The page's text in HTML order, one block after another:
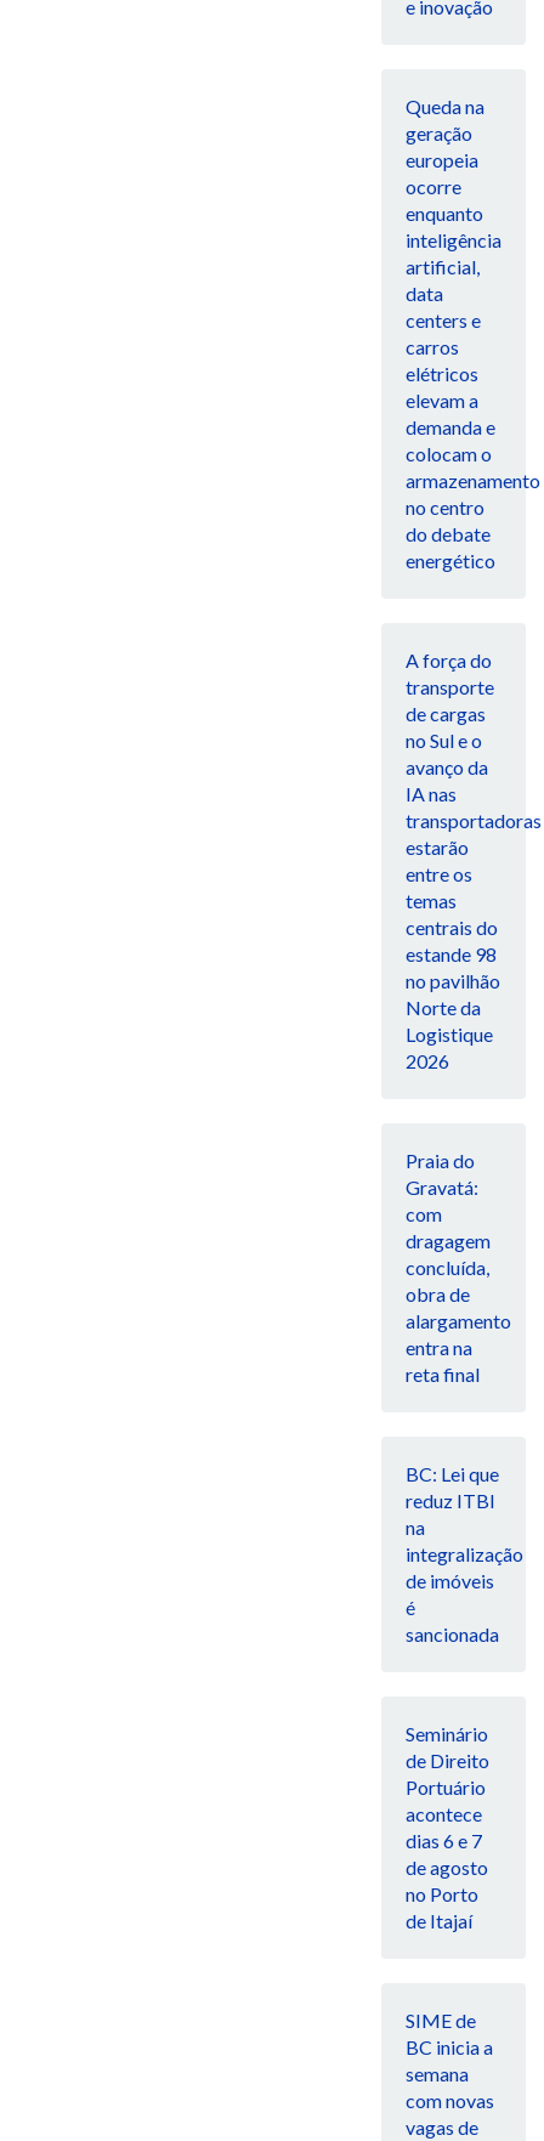
e inovação
Queda na
geração
europeia
ocorre
enquanto
inteligência
artificial,
data
centers e
carros
elétricos
elevam a
demanda e
colocam o
armazenamento
no centro
do debate
energético
A força do
transporte
de cargas
no Sul e o
avanço da
IA nas
transportadoras
estarão
entre os
temas
centrais do
estande 98
no pavilhão
Norte da
Logistique
2026
Praia do
Gravatá:
com
dragagem
concluída,
obra de
alargamento
entra na
reta final
BC: Lei que
reduz ITBI
na
integralização
de imóveis
é
sancionada
Seminário
de Direito
Portuário
acontece
dias 6 e 7
de agosto
no Porto
de Itajaí
SIME de
BC inicia a
semana
com novas
vagas de